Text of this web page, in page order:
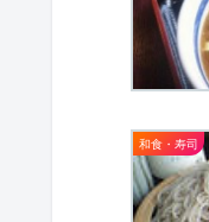
和食・寿司